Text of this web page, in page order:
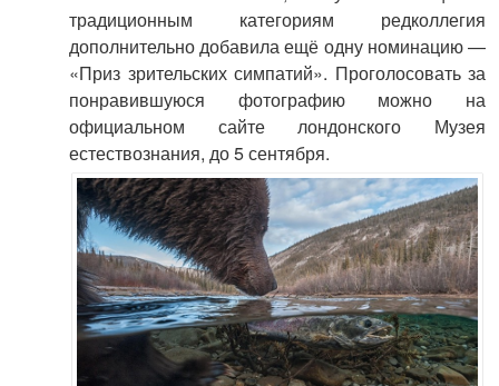
традиционным категориям редколлегия
дополнительно добавила ещё одну номинацию —
«Приз зрительских симпатий». Проголосовать за
понравившуюся фотографию можно на
официальном сайте лондонского Музея
естествознания, до 5 сентября.